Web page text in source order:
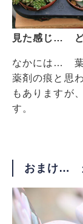
見た感じ… ど
なかには… 葉
薬剤の痕と思
もありますが
す。
おまけ…